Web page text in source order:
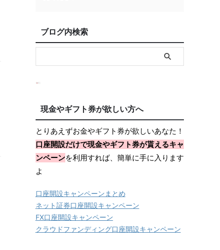
ブログ内検索
現金やギフト券が欲しい方へ
とりあえずお金やギフト券が欲しいあなた！
口座開設だけで現金やギフト券が貰えるキャ
ンペーンを利用すれば、簡単に手に入ります
よ
口座開設キャンペーンまとめ
ネット証券口座開設キャンペーン
FX口座開設キャンペーン
クラウドファンディング口座開設キャンペーン